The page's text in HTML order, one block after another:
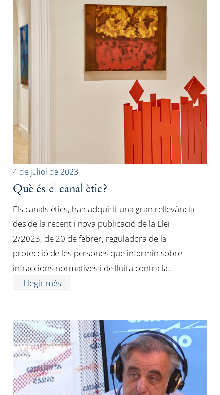
4 de juliol de 2023
Què és el canal ètic?
Els canals ètics, han adquirit una gran rellevància
des de la recent i nova publicació de la Llei
2/2023, de 20 de febrer, reguladora de la
protecció de les persones que informin sobre
infraccions normatives i de lluita contra la…
Llegir més